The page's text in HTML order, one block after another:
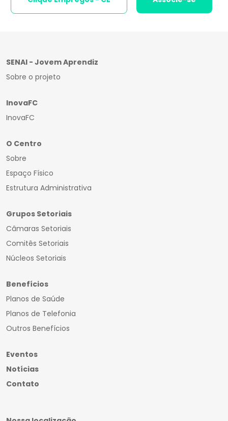
SENAI - Jovem Aprendiz
Sobre o projeto
InovaFC
InovaFC
O Centro
Sobre
Espaço Físico
Estrutura Administrativa
Grupos Setoriais
Câmaras Setoriais
Comitês Setoriais
Núcleos Setoriais
Benefícios
Planos de Saúde
Planos de Telefonia
Outros Benefícios
Eventos
Notícias
Contato